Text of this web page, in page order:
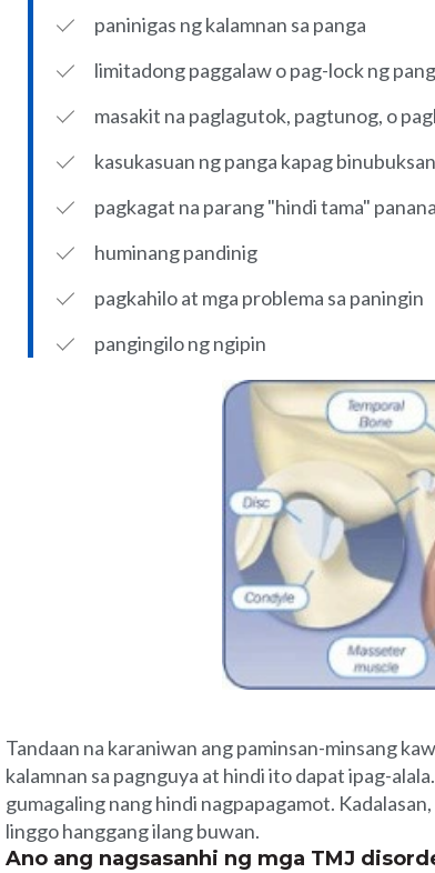
paninigas ng kalamnan sa panga
limitadong paggalaw o pag-lock ng
masakit na paglagutok, pagtunog, o
kasukasuan ng panga kapag
pagkagat na parang "hindi tama"
huminang pandinig
pagkahilo at mga problema sa paningin
pangingilo ng ngipin
Tandaan na karaniwan ang paminsan-minsang
kalamnan sa pagnguya at hindi ito dapat ipag-
gumagaling nang hindi nagpapagamot.
linggo hanggang ilang buwan.
Ano ang nagsasanhi ng mga TMJ